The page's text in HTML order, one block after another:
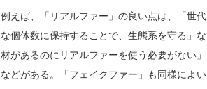
例えば、「リアルファー」の良い点は、「世
な個体数に保持することで、生態系を守る」
材があるのにリアルファーを使う必要がない
などがある。「フェイクファー」も同様によい